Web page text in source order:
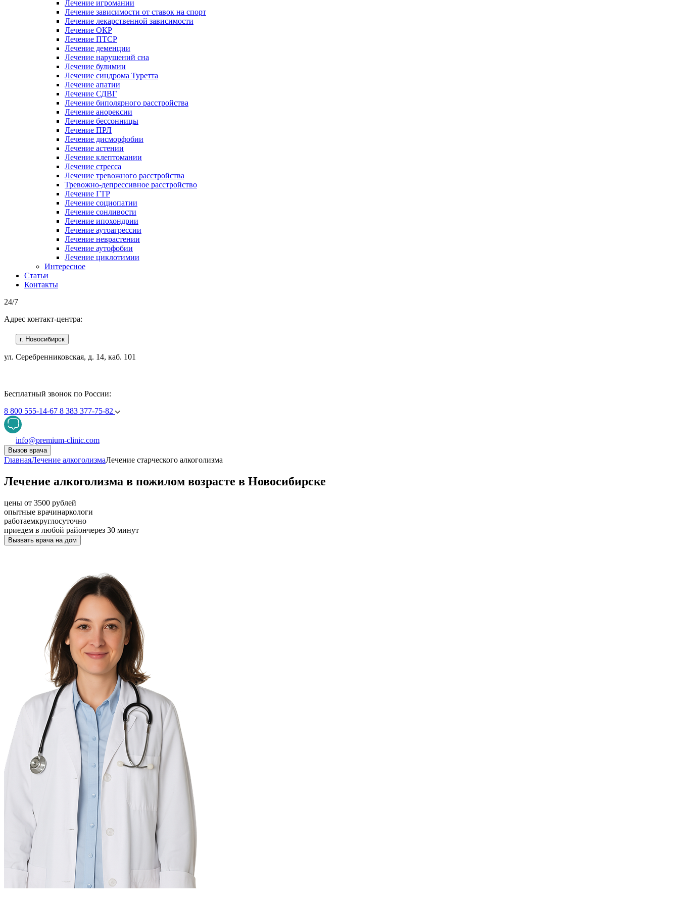
Лечение игромании
Лечение зависимости от ставок на спорт
Лечение лекарственной зависимости
Лечение ОКР
Лечение ПТСР
Лечение деменции
Лечение нарушений сна
Лечение булимии
Лечение синдрома Туретта
Лечение апатии
Лечение СДВГ
Лечение биполярного расстройства
Лечение анорексии
Лечение бессонницы
Лечение ПРЛ
Лечение дисморфобии
Лечение астении
Лечение клептомании
Лечение стресса
Лечение тревожного расстройства
Тревожно-депрессивное расстройство
Лечение ГТР
Лечение социопатии
Лечение сонливости
Лечение ипохондрии
Лечение аутоагрессии
Лечение неврастении
Лечение аутофобии
Лечение циклотимии
Интересное
Статьи
Контакты
24/7
Адрес контакт-центра:
г. Новосибирск
ул. Серебренниковская, д. 14, каб. 101
Бесплатный звонок по России:
8 800 555-14-67 8 383 377-75-82
info@premium-clinic.com
Вызов врача
ГлавнаяЛечение алкоголизмаЛечение старческого алкоголизма
Лечение алкоголизма в пожилом возрасте в Новосибирске
цены от 3500 рублей
опытные врачинаркологи
работаемкруглосуточно
приедем в любой райончерез 30 минут
Вызвать врача на дом